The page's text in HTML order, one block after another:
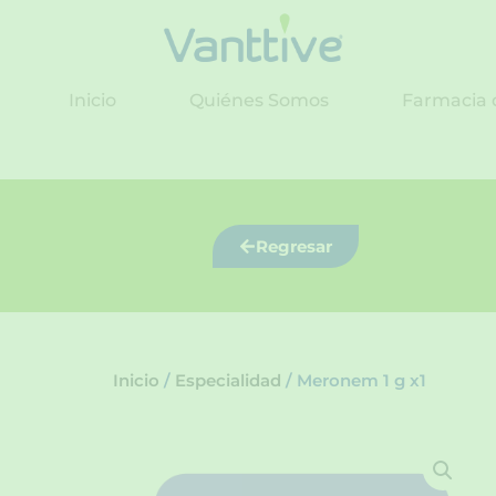
Inicio Quiénes Somos Farmacia
Regresar
Inicio / Especialidad / Meronem 1 g x1